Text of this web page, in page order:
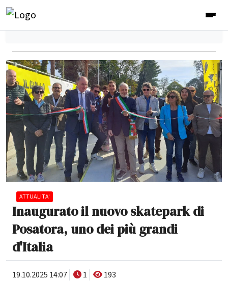
ATTUALITA'
Inaugurato il nuovo skatepark di
Posatora, uno dei più grandi
d'Italia
19.10.2025 14:07 1
193